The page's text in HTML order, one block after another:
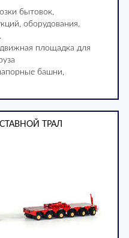
бытовок,
оборудования,
площадка для
башни,
ТРАЛ